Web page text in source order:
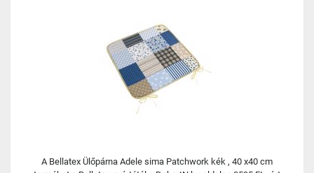
A Bellatex Ülőpárna Adele sima Patchwork kék , 40 x40 cm